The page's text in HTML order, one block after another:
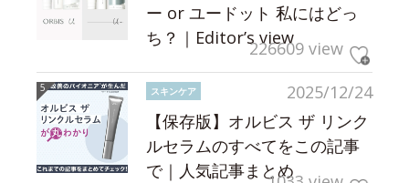
ー or ユードット 私にはどっ
ち？｜Editor’s view226609 view
2025/12/24
スキンケア
【保存版】オルビス ザ リンク
ルセラムのすべてをこの記事
で｜人気記事まとめ